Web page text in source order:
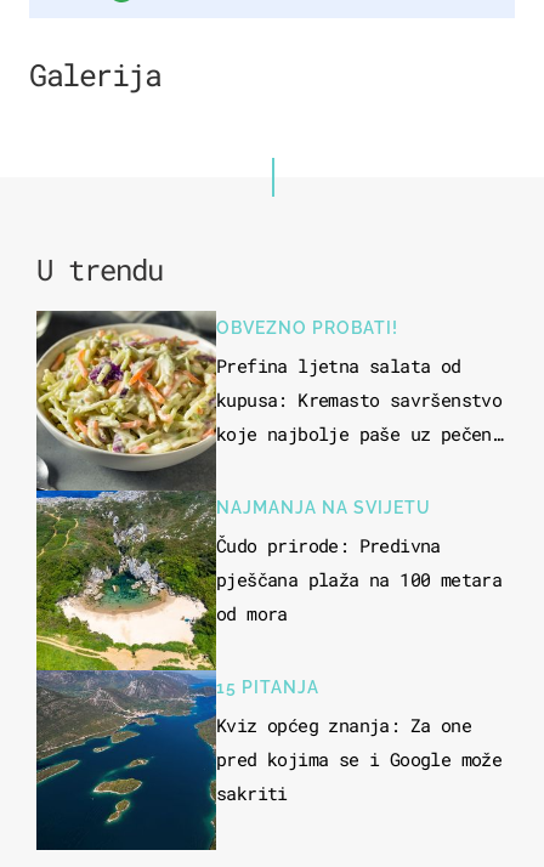
Galerija
U trendu
OBVEZNO PROBATI!
Prefina ljetna salata od
kupusa: Kremasto savršenstvo
koje najbolje paše uz pečeno
NAJMANJA NA SVIJETU
Čudo prirode: Predivna
pješčana plaža na 100 metara
od mora
15 PITANJA
Kviz općeg znanja: Za one
pred kojima se i Google može
sakriti